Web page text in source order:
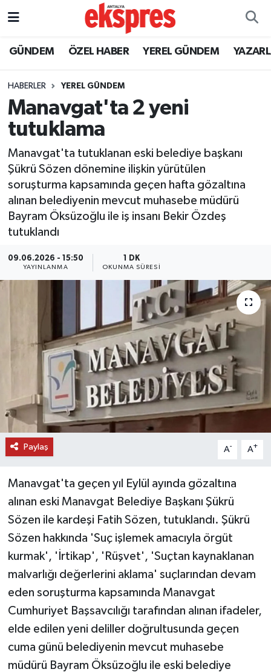
GÜNDEM ÖZEL HABER YEREL GÜNDEM
HABERLER YEREL GÜNDEM
Manavgat'ta 2 yeni
tutuklama
Manavgat'ta tutuklanan eski belediye başkanı
Şükrü Sözen dönemine ilişkin yürütülen
soruşturma kapsamında geçen hafta gözaltına
alınan belediyenin mevcut muhasebe müdürü
Bayram Öksüzoğlu ile iş insanı Bekir Özdeş
tutuklandı
09.06.2026 - 15:50
YAYINLANMA
1 DK
OKUNMA SÜRESI
Paylaş A- A+
Manavgat'ta geçen yıl Eylül ayında gözaltına
alınan eski Manavgat Belediye Başkanı Şükrü
Sözen ile kardeşi Fatih Sözen, tutuklandı. Şükrü
Sözen hakkında 'Suç işlemek amacıyla örgüt
kurmak', 'İrtikap', 'Rüşvet', 'Suçtan kaynaklanan
malvarlığı değerlerini aklama' suçlarından devam
eden soruşturma kapsamında Manavgat
Cumhuriyet Başsavcılığı tarafından alınan ifadeler,
elde edilen yeni deliller doğrultusunda geçen
cuma günü belediyenin mevcut muhasebe
müdürü Bayram Öksüzoğlu ile eski belediye
ÖZEL HABER
YEREL GÜNDEM
EKONOMİ
KÜLTÜR - SANAT
SPOR
SİYASET
SAĞLIK
TURİZM
RÖPORTAJ
VİDEO HABERLER
YAZARLAR
RESMİ İLAN
Nöbetçi Eczaneler
Trafik Durumu
Süper Lig Puan Durumu ve Fikstür
Tüm Manşetler
Son Dakika Haberleri
Haber Arşivi